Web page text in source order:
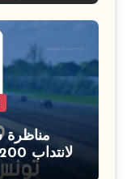
مناظرة